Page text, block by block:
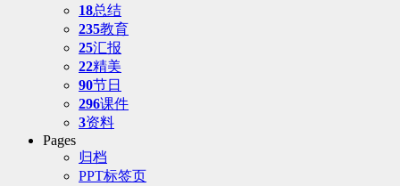
18总结
235教育
25汇报
22精美
90节日
296课件
3资料
Pages
归档
PPT标签页